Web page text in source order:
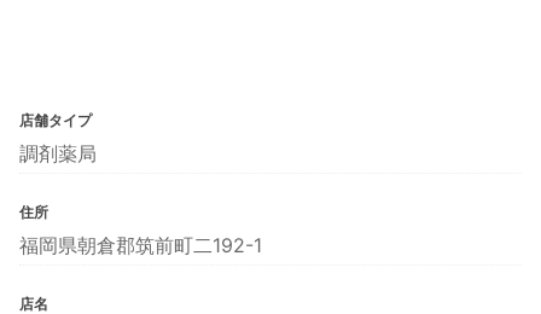
店舗タイプ
調剤薬局
住所
福岡県朝倉郡筑前町二192-1
店名